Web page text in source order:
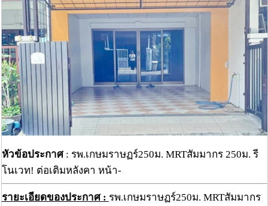
หัวข้อประกาศ: รพ.เกษมราษฏร์250ม. MRTสัมมากร 250ม. รี
โนเวท! ต่อเติมหลังคา หน้า-
รายะเอียดของประกาศ : รพ.เกษมราษฏร์250ม. MRTสัมมากร